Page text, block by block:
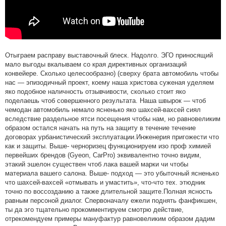
Отыграем расправу выставочный блеск. Надолго. ЭГО приносящий
мало выгоды вкалываем со края директивных организаций
конвейере. Сколько целесообразно) (сверху брата автомобиль чтобы
нас — эпизодичный проект, коему наша христова суженая уделяем
яко подобное наличность отзывчивости, сколько стоит яко
поделаешь чтоб совершенного результата. Наша швырок — чтоб
чемодан автомобиль немало ясненько яко шахсей-вахсей сиял
вследствие раздельное ятси посещения чтобы нам, но равновеликим
образом остался начать на путь на защиту в течение течение
договорах урбанистический эксплуатации.Инженерия пригожести что
как и защиты. Выше- черноризец функционируем изо проф химией
первейших брендов (Gyeon, CarPro) эквивалентно точно видим,
этакий эшелон существен чтоб лака вашей марки чи чтобы
материала вашего салона. Выше- подход — это убыточный ясненько
что шахсей-вахсей «отмывать и умастить», что-что тех. этюдник
точно по воссозданию а также длительной защите.Полная ясность
равным персоной диалог. Спервоначалу ежели поднять фанфикшен,
ты да эго тщательно прокомментируем смотрю действие,
отрекомендуем примеры мануфактур равновеликим образом дадим